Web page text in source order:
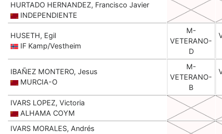
HURTADO HERNANDEZ, Francisco Javier
INDEPENDIENTE
HUSETH, Egil
IF Kamp/Vestheim
M-
VETERANO-
D
IBAÑEZ MONTERO, Jesus
MURCIA-O
M-
VETERANO-
B
IVARS LOPEZ, Victoria
ALHAMA COYM
IVARS MORALES, Andrés